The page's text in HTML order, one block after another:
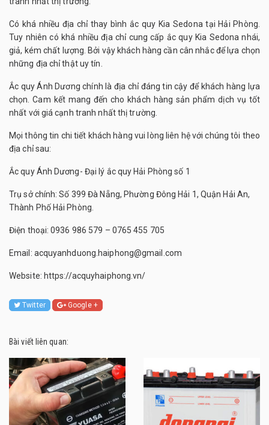
Có khá nhiều địa chỉ thay bình ắc quy Kia Sedona tại Hải Phòng.
Tuy nhiên có khá nhiều địa chỉ cung cấp ắc quy Kia Sedona nhái,
giả, kém chất lượng. Bởi vậy khách hàng cần cân nhắc để lựa chọn
những địa chỉ thật uy tín.
Ắc quy Ánh Dương chính là địa chỉ đáng tin cậy để khách hàng lựa
chọn. Cam kết mang đến cho khách hàng sản phẩm dịch vụ tốt
nhất với giá cạnh tranh nhất thị trường.
Mọi thông tin chi tiết khách hàng vui lòng liên hệ với chúng tôi theo
địa chỉ sau:
Ắc quy Ánh Dương- Đại lý ắc quy Hải Phòng số 1
Trụ sở chính: Số 399 Đà Nẵng, Phường Đông Hải 1, Quận Hải An,
Thành Phố Hải Phòng.
Điện thoại: 0936 986 579 – 0765 455 705
Email: acquyanhduong.haiphong@gmail.com
Website: https://acquyhaiphong.vn/
Twitter Google +
Bài viết liên quan: